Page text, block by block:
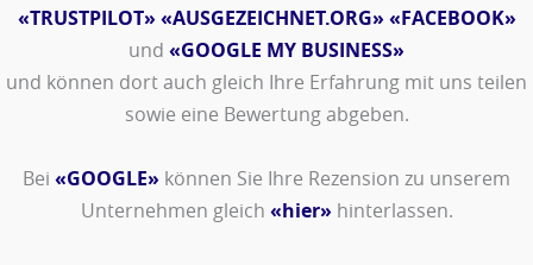
«TRUSTPILOT» «AUSGEZEICHNET.ORG» «FACEBOOK»
und «GOOGLE MY BUSINESS»
und können dort auch gleich Ihre Erfahrung mit uns teilen
sowie eine Bewertung abgeben.
Bei «GOOGLE» können Sie Ihre Rezension zu unserem
Unternehmen gleich «hier» hinterlassen.